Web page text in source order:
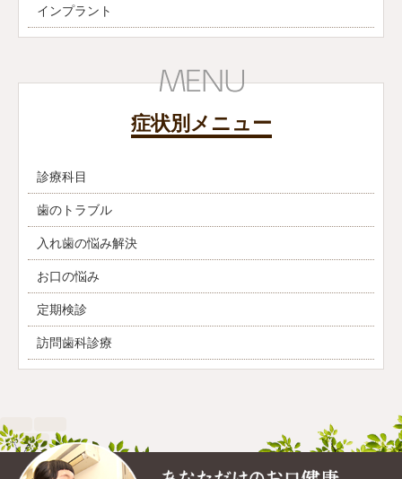
インプラント
症状別メニュー
診療科目
歯のトラブル
入れ歯の悩み解決
お口の悩み
定期検診
訪問歯科診療